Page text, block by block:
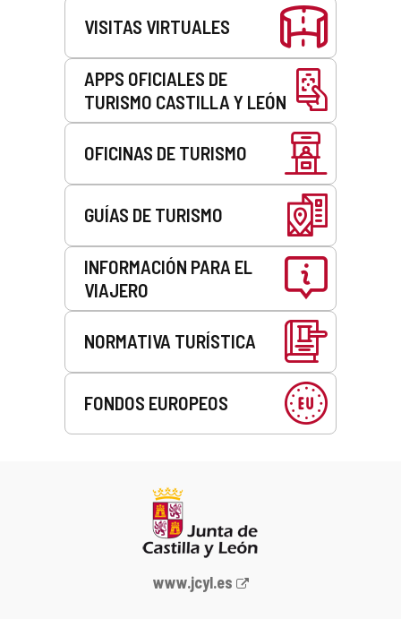
VISITAS VIRTUALES
APPS OFICIALES DE
TURISMO CASTILLA Y LEÓN
OFICINAS DE TURISMO
GUÍAS DE TURISMO
INFORMACIÓN PARA EL
VIAJERO
NORMATIVA TURÍSTICA
FONDOS EUROPEOS
Portal
www.jcyl.es